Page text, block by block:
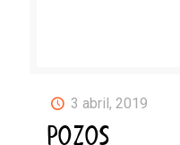
3 abril, 2019
POZOS